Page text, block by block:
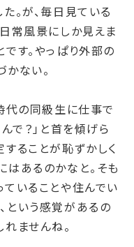
。が、毎日見ている
常風景にしか見えま
す。やっぱり外部の
かない。
の同級生に仕事で
で？」と首を傾げら
ることが恥ずかしく
あるのかなと。そも
ていることや住んでい
という感覚があるの
ませんね。